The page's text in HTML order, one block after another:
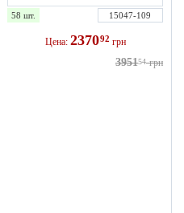
58 шт. 15047-109
Цена: 237092 грн
395154 грн